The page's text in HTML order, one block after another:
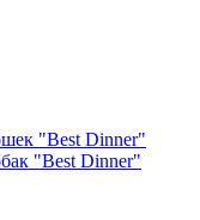
"Best Dinner"
"Best Dinner"